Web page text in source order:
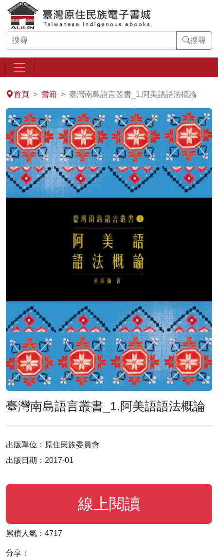
搜尋
首頁
書籍 臺灣南島語言叢書_1.阿美語語法概論
臺灣南島語言叢書_1.阿美語語法概論
出版單位：原住民族委員會
出版日期：2017-01
線上閱讀
累積人氣：4717
分享：